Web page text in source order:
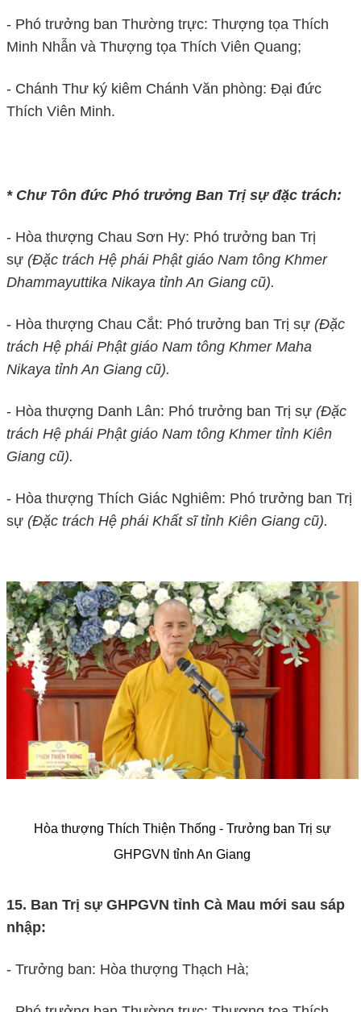
- Phó trưởng ban Thường trực: Thượng tọa Thích
Minh Nhẫn và Thượng tọa Thích Viên Quang;
- Chánh Thư ký kiêm Chánh Văn phòng: Đại đức
Thích Viên Minh.
* Chư Tôn đức Phó trưởng Ban Trị sự đặc trách:
- Hòa thượng Chau Sơn Hy: Phó trưởng ban Trị
sự (Đặc trách Hệ phái Phật giáo Nam tông Khmer
Dhammayuttika Nikaya tỉnh An Giang cũ).
- Hòa thượng Chau Cắt: Phó trưởng ban Trị sự (Đặc
trách Hệ phái Phật giáo Nam tông Khmer Maha
Nikaya tỉnh An Giang cũ).
- Hòa thượng Danh Lân: Phó trưởng ban Trị sự (Đặc
trách Hệ phái Phật giáo Nam tông Khmer tỉnh Kiên
Giang cũ).
- Hòa thượng Thích Giác Nghiêm: Phó trưởng ban Trị
sự (Đặc trách Hệ phái Khất sĩ tỉnh Kiên Giang cũ).
Hòa thượng Thích Thiện Thống - Trưởng ban Trị sự
GHPGVN tỉnh An Giang
15. Ban Trị sự GHPGVN tỉnh Cà Mau mới sau sáp
nhập:
- Trưởng ban: Hòa thượng Thạch Hà;